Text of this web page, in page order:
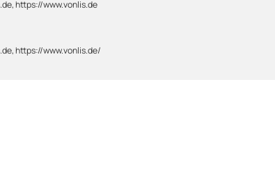
https://www.vonlis.de
https://www.vonlis.de/